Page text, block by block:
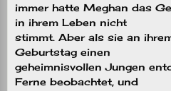
immer hatte Meghan das
in ihrem Leben nicht
stimmt. Aber als sie an
Geburtstag einen
geheimnisvollen Jungen
Ferne beobachtet, und